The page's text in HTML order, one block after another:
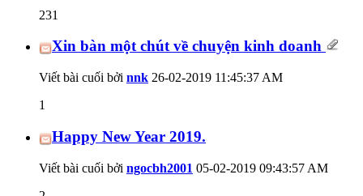
231
Xin bàn một chút về chuyện kinh doanh
Viết bài cuối bởi nnk 26-02-2019 11:45:37 AM
1
Happy New Year 2019.
Viết bài cuối bởi ngocbh2001 05-02-2019 09:43:57 AM